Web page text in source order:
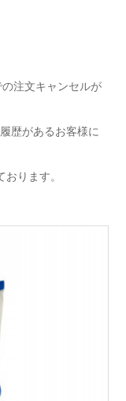
注文キャンセルが
歴があるお客様に
ります。